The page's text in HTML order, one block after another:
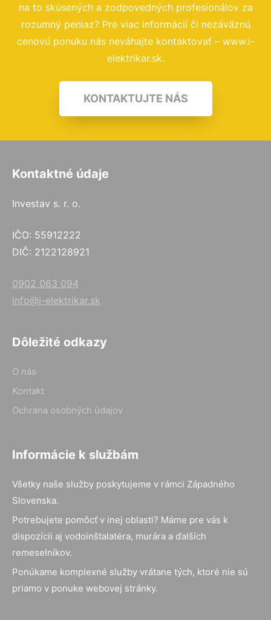
na to skúsených a zodpovedných profesionálov za
rozumný peniaz? Pre viac informácií či nezáväznú
cenovú ponuku nás neváhajte kontaktovať – www.i-
elektrikar.sk.
KONTAKTUJTE NÁS
Kontaktné údaje
Investav s. r. o.
IČO: 55912222
DIČ: 2122128921
0902 063 094
info@i-elektrikar.sk
Dôležité odkazy
O nás
Kontakt
Ochrana osobných údajov
Informácie k službám
Všetky naše služby poskytujeme v rámci Západného
Slovenska.
Potrebujete pomôcť v inej oblasti? Máme pre vás k
dispozícii aj vodoinštalatéra, murára a ďalších
remeselníkov.
Ponúkame komplexné služby vrátane tých, ktoré nie sú
priamo v ponuke webovej stránky.